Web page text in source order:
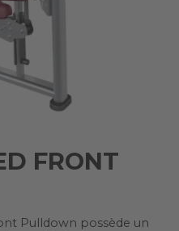
FRONT
Pulldown possède un